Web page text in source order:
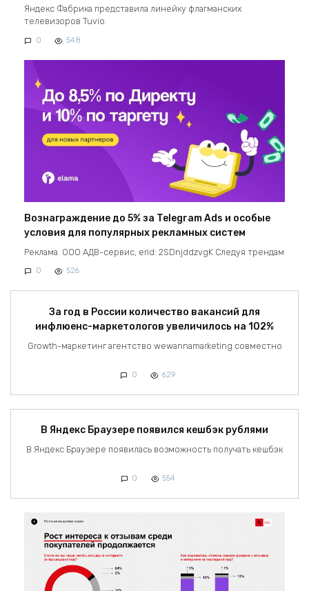
Яндекс Фабрика представила линейку флагманских
телевизоров Tuvio.
0 548
Вознаграждение до 5% за Telegram Ads и особые
условия для популярных рекламных систем
Реклама. ООО АДВ-сервис, erid: 2SDnjddzvgK Следуя трендам
0 526
За год в России количество вакансий для
инфлюенс-маркетологов увеличилось на 102%
Growth-маркетинг агентство wewannamarketing совместно
0 629
В Яндекс Браузере появился кешбэк рублями
В Яндекс Браузере появилась возможность получать кешбэк
0 554